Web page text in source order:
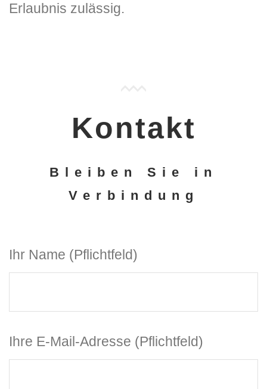
Erlaubnis zulässig.
Kontakt
Bleiben Sie in
Verbindung
Ihr Name (Pflichtfeld)
Ihre E-Mail-Adresse (Pflichtfeld)